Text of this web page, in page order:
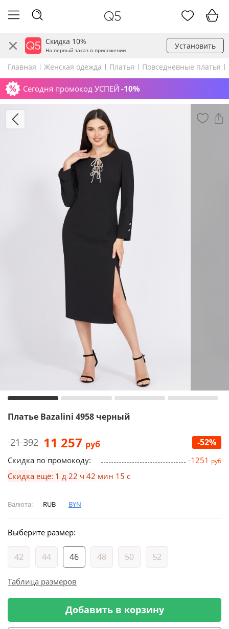
Скидка 10%
На первый заказ в приложении Установить
Главная Женская одежда Платья Повседневные платья
Сегодня промокод УСПЕЙ -10%
Платье Bazalini 4958 черный
21 392 11 257 руб -52%
Скидка по промокоду: -1251 руб
Скидка ещё: 1 д 22 ч 42 мин 15 с
Валюта: RUB BYN
Выберите размер:
42 44 46 48 50 52
Таблица размеров
Добавить в корзину